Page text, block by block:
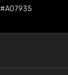
#A07935